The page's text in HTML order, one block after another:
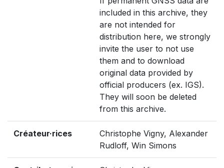
included in this archive, they
are not intended for
distribution here, we strongly
invite the user to not use
them and to download
original data provided by
official producers (ex. IGS).
They will soon be deleted
from this archive.
Créateur·rices
Christophe Vigny, Alexander
Rudloff, Win Simons